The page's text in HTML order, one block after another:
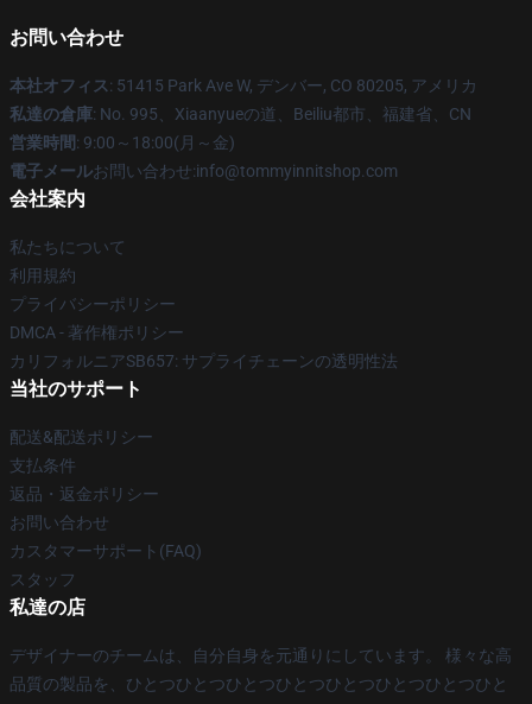
お問い合わせ
本社オフィス: 51415 Park Ave W, デンバー, CO 80205, アメリカ
私達の倉庫: No. 995、Xiaanyueの道、Beiliu都市、福建省、CN
営業時間: 9:00～18:00(月～金)
電子メールお問い合わせ:info@tommyinnitshop.com
会社案内
私たちについて
利用規約
プライバシーポリシー
DMCA - 著作権ポリシー
カリフォルニアSB657: サプライチェーンの透明性法
当社のサポート
配送&配送ポリシー
支払条件
返品・返金ポリシー
お問い合わせ
カスタマーサポート(FAQ)
スタッフ
私達の店
デザイナーのチームは、自分自身を元通りにしています。 様々な高
品質の製品を、ひとつひとつひとつひとつひとつひとつひとつひと